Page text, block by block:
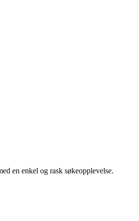
en enkel og rask søkeopplevelse.